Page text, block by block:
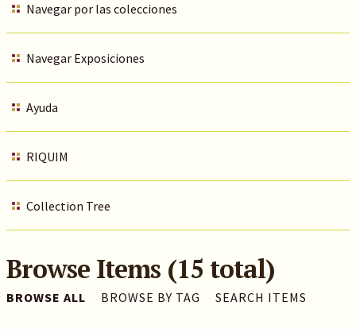
Navegar por las colecciones
Navegar Exposiciones
Ayuda
RIQUIM
Collection Tree
Browse Items (15 total)
BROWSE ALL BROWSE BY TAG SEARCH ITEMS